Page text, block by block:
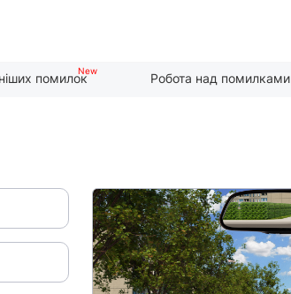
помилок Робота над помилками